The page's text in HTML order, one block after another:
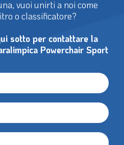
vuoi unirti a noi come
o classificatore?
sotto per contattare la
Powerchair Sport